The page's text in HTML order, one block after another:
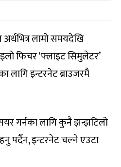
लामो समयदेखि
फिचर ‘फ्लाइट सिमुलेटर’
लागि इन्टरनेट ब्राउजरमै
गर्नका लागि कुनै झन्झटिलो
पर्दैन, इन्टरनेट चल्ने एउटा